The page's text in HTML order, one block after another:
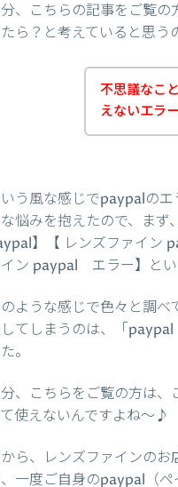
、こちらの記事をご覧
ら？と考えていると思う
不思議なこ
えないエラ
いう風な感じでpaypalの
な悩みを抱えたので、ま
】【 レンズファイン
ン paypal エラー】とい
ような感じで色々と調
てしまうのは、「
。
、こちらをご覧の方は、
て使えないんですよね～♪
ら、レンズファインの
一度ご自身のpaypal（